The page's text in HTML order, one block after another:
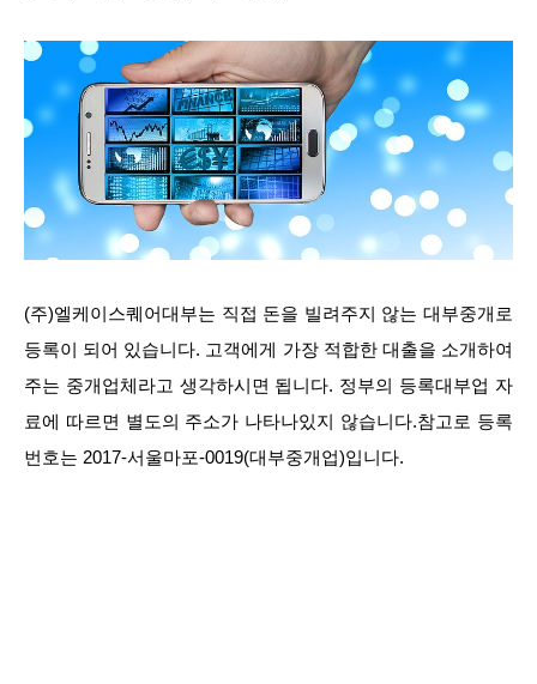
(주)엘케이스퀘어대부는 직접 돈을 빌려주지 않는 대부중개로
등록이 되어 있습니다. 고객에게 가장 적합한 대출을 소개하여
주는 중개업체라고 생각하시면 됩니다. 정부의 등록대부업 자
료에 따르면 별도의 주소가 나타나있지 않습니다.참고로 등록
번호는 2017-서울마포-0019(대부중개업)입니다.